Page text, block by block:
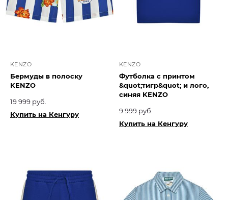
KENZO
Бермуды в полоску
KENZO
19 999 руб.
Купить на Кенгуру
KENZO
Футболка с принтом
&quot;тигр&quot; и лого,
синяя KENZO
9 999 руб.
Купить на Кенгуру